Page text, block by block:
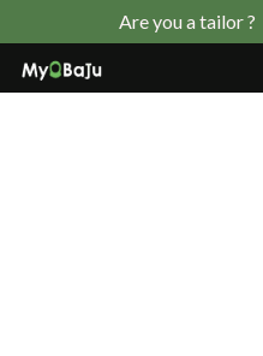
Are you a tailor ?